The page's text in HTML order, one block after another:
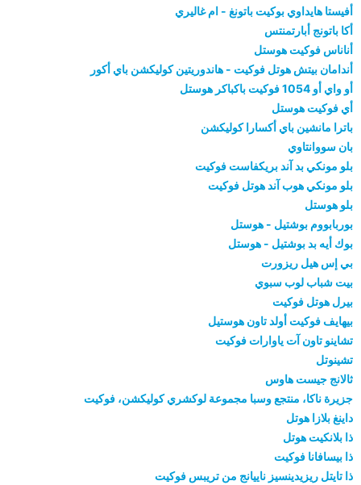
أفيستا هايداوي بوكيت باتونغ - ام غاليري
أكا باتونج أبارتمنتس
أناناس فوكيت هوستل
أندامان بيتش هوتل فوكيت - هاندوريتين كوليكشن باي أكور
أو واي أو 1054 فوكيت باكباكر هوستل
أي فوكيت هوستل
باترا مانشين باي أكسارا كوليكشن
بان سووانتاوي
بلو مونكي بد آند بريكفاست فوكيت
بلو مونكي هوب آند هوتل فوكيت
بلو هوستل
بوربابووم بوشتيل - هوستل
بوك أيه بد بوشتيل - هوستل
بي إس هيل ريزورت
بيت شباب لوب سبوي
بيرل هوتل فوكيت
بيهايف فوكيت أولد تاون هوستيل
تشاينو تاون آت ياوارات فوكيت
تشينوتل
ثالانج جيست هاوس
جزيرة ناكا، منتجع وسبا مجموعة لوكشري كوليكشن، فوكيت
داينغ بلازا هوتل
ذا بلانكيت هوتل
ذا بيسافانا فوكيت
ذا تايتل ريزيدينسيز ناييانج من تريبس فوكيت